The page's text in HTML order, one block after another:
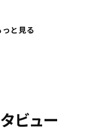
と見る
ビュー